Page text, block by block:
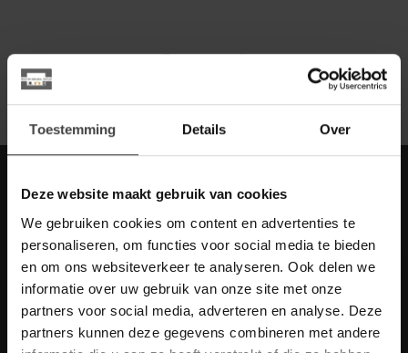
Toestemming Details Over
Deze website maakt gebruik van cookies
We gebruiken cookies om content en advertenties te
personaliseren, om functies voor social media te bieden
en om ons websiteverkeer te analyseren. Ook delen we
informatie over uw gebruik van onze site met onze
partners voor social media, adverteren en analyse. Deze
partners kunnen deze gegevens combineren met andere
Toon1-0van 0
Meer informatie
scherpe acties
Blijf op de hoogte van onze actuele aanbiedingen